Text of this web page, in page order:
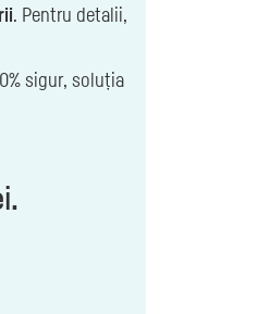
. Pentru detalii,
sigur, soluția